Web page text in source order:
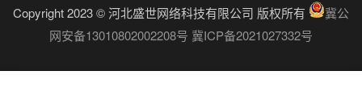
Copyright 2023 © 河北盛世网络科技有限公司 版权所有
冀公
网安备13010802002208号 冀ICP备2021027332号